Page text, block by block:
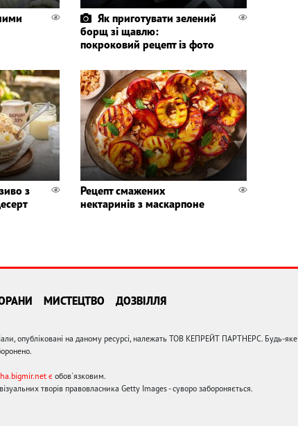
Як приготувати зелений
борщ зі щавлю:
покроковий рецепт із фото
з
Рецепт смажених
нектаринів з маскарпоне
МИСТЕЦТВО ДОЗВІЛЛЯ
опубліковані на даному ресурсі, належать ТОВ КЕПРЕЙТ ПАРТНЕРС. Будь-яке
є обов'язковим.
творів правовласника Getty Images - суворо забороняється.